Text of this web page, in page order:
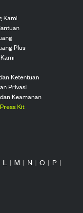
Kami
Plus
Ketentuan
Privasi
Keamanan
Kit
L | M | N | O | P |